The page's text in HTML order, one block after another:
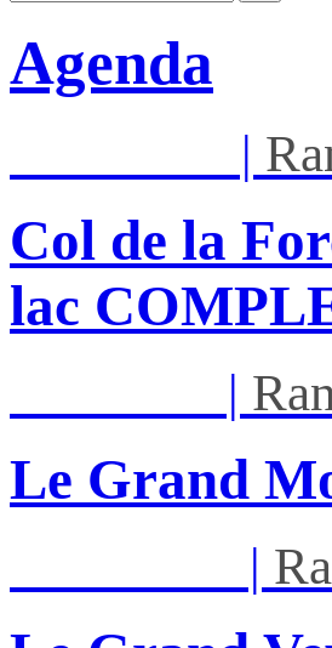
Agenda
|
Col de la
lac
|
Le Grand
|